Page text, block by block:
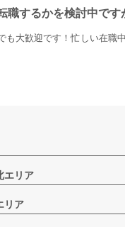
職するかを検討中で
も大歓迎です！忙しい在職
エリア
リア